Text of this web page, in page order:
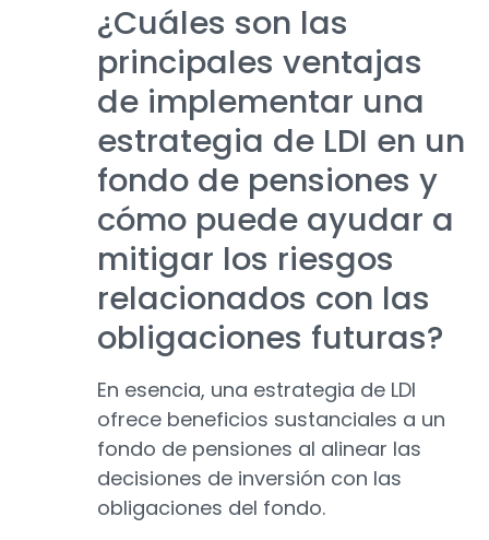
¿Cuáles son las
principales ventajas
de implementar una
estrategia de LDI en un
fondo de pensiones y
cómo puede ayudar a
mitigar los riesgos
relacionados con las
obligaciones futuras?
En esencia, una estrategia de LDI
ofrece beneficios sustanciales a un
fondo de pensiones al alinear las
decisiones de inversión con las
obligaciones del fondo.